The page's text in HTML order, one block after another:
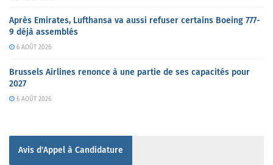
Après Emirates, Lufthansa va aussi refuser certains Boeing 777-
9 déjà assemblés
6 AOÛT 2026
Brussels Airlines renonce à une partie de ses capacités pour
2027
6 AOÛT 2026
Avis d'Appel à Candidature